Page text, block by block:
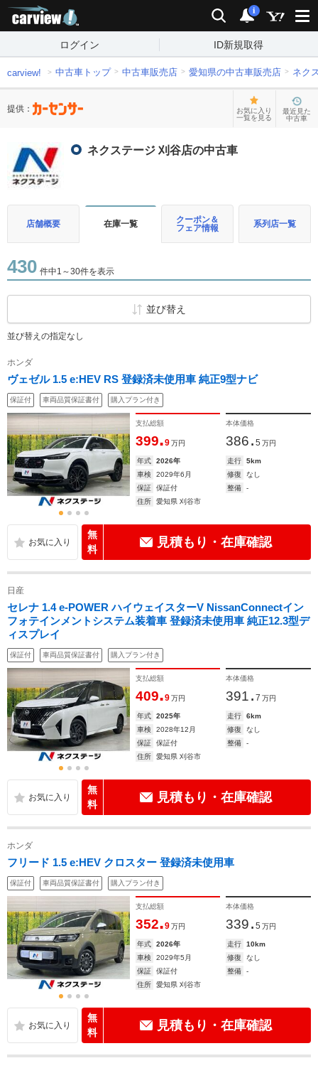
検索 通知
i
ログイン ID新規取得
carview! 中古車トップ 中古車販売店 愛知県の中古車販売店 ネク
提供：
お気に入り
一覧を見る
最近見た
中古車
ネクステージ 刈谷店の中古車
店舗概要 在庫一覧
クーポン＆
フェア情報
系列店一覧
430 件中1～30件を表示
並び替え
並び替えの指定なし
ホンダ
ヴェゼル 1.5 e:HEV RS 登録済未使用車 純正9型ナビ
保証付 車両品質保証書付 購入プラン付き
支払総額
399.9 万円
本体価格
386. 5 万円
年式 2026年 走行
5km
車検
2029年6月 修復
なし
保証
保証付 整備
-
住所
愛知県 刈谷市
無
料
見積もり・在庫確認
日産
セレナ 1.4 e-POWER ハイウェイスターV NissanConnectイン
フォテインメントシステム装着車 登録済未使用車 純正12.3型デ
ィスプレイ
保証付 車両品質保証書付 購入プラン付き
支払総額
409.9 万円
本体価格
391. 7 万円
年式 2025年 走行
6km
車検
2028年12月 修復
なし
保証
保証付 整備
-
住所
愛知県 刈谷市
無
料
見積もり・在庫確認
ホンダ
フリード 1.5 e:HEV クロスター 登録済未使用車
保証付 車両品質保証書付 購入プラン付き
支払総額
352.9 万円
本体価格
339. 5 万円
年式 2026年 走行
10km
車検
2029年5月 修復
なし
保証
保証付 整備
-
住所
愛知県 刈谷市
無
料
見積もり・在庫確認